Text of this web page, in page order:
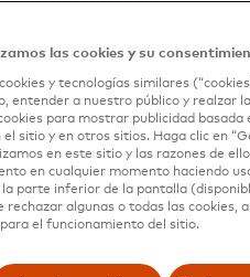
puede variar según
los términos de la
funcionar de forma
el articulo (además de
sea el caso, se
opcional
las cookies y su
y tecnologías similares
entender a nuestro público y realzar
para mostrar publicidad basada
el sitio y en otros sitios. Haga clic en
en este sitio y las razones de
en cualquier momento haciendo
la parte inferior de la pantalla
rechazar algunas o todas las cookies,
el funcionamiento del sitio.